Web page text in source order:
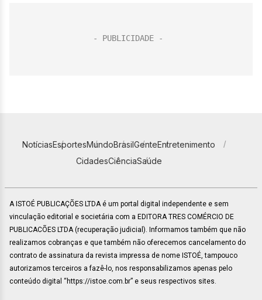
NotíciasEsportesMundoBrasilGenteEntretenimento
CidadesCiênciaSaúde
A ISTOÉ PUBLICAÇÕES LTDA é um portal digital independente e sem
vinculação editorial e societária com a EDITORA TRES COMÉRCIO DE
PUBLICACÕES LTDA (recuperação judicial). Informamos também que não
realizamos cobranças e que também não oferecemos cancelamento do
contrato de assinatura da revista impressa de nome ISTOÉ, tampouco
autorizamos terceiros a fazê-lo, nos responsabilizamos apenas pelo
conteúdo digital “https://istoe.com.br” e seus respectivos sites.